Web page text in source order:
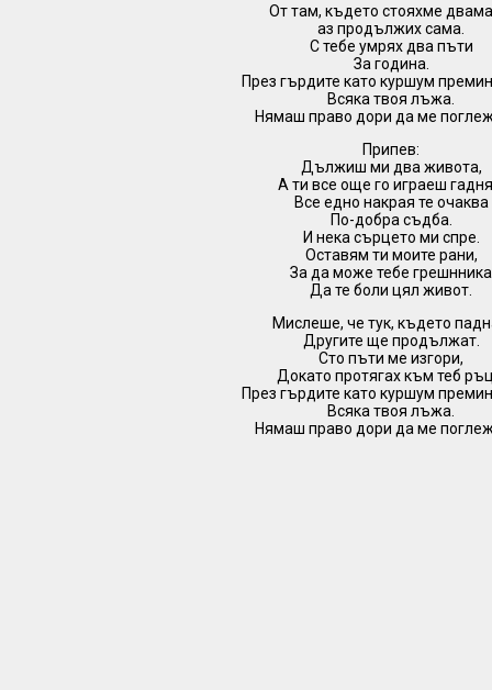
От там, където стояхме
аз продължих сама.
С тебе умрях два пъти
За година.
През гърдите като куршум
Всяка твоя лъжа.
Нямаш право дори да ме
Припев:
Дължиш ми два живота,
А ти все още го играеш
Все едно накрая те очаква
По-добра съдба.
И нека сърцето ми спре.
Оставям ти моите рани,
За да може тебе грешнника
Да те боли цял живот.
Мислеше, че тук, където
Другите ще продължат.
Сто пъти ме изгори,
Докато протягах към теб
През гърдите като куршум
Всяка твоя лъжа.
Нямаш право дори да ме